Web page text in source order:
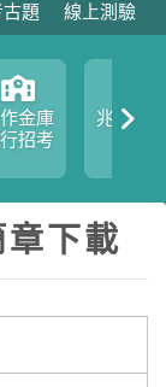
古題 線上測驗
金庫
招考
兆豐銀
下載